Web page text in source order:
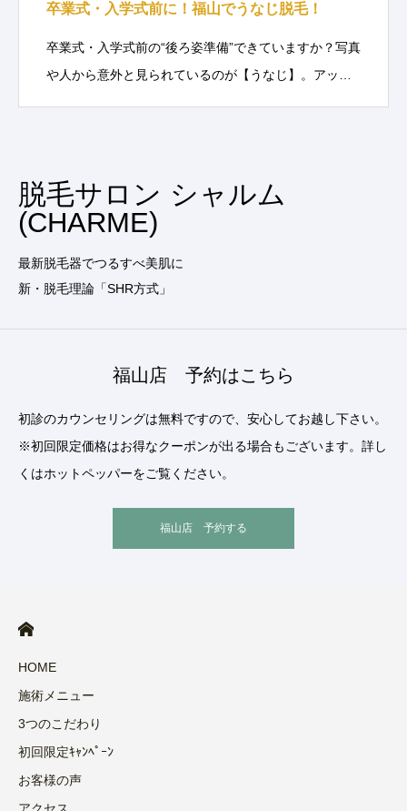
卒業式・入学式前に！福山でうなじ脱毛！
卒業式・入学式前の“後ろ姿準備”できていますか？写真
や人から意外と見られているのが【うなじ】。アッ…
脱毛サロン シャルム
(CHARME)
最新脱毛器でつるすべ美肌に
新・脱毛理論「SHR方式」
福山店 予約はこちら
初診のカウンセリングは無料ですので、安心してお越し下さい。
※初回限定価格はお得なクーポンが出る場合もございます。詳し
くはホットペッパーをご覧ください。
福山店 予約する
HOME
施術メニュー
3つのこだわり
初回限定ｷｬﾝﾍﾟｰﾝ
お客様の声